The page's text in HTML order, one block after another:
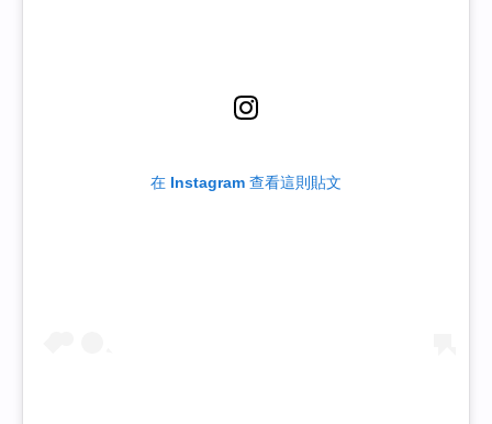
在 Instagram 查看這則貼文